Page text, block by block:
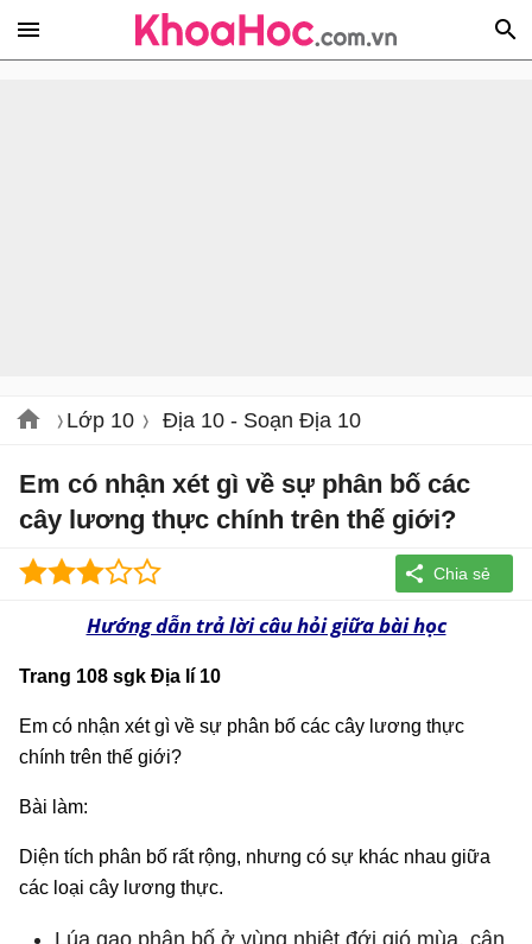
Lớp 10 Địa 10 - Soạn Địa 10
Em có nhận xét gì về sự phân bố các
cây lương thực chính trên thế giới?
Hướng dẫn trả lời câu hỏi giữa bài học
Trang 108 sgk Địa lí 10
Em có nhận xét gì về sự phân bố các cây lương thực
chính trên thế giới?
Bài làm:
Diện tích phân bố rất rộng, nhưng có sự khác nhau giữa
các loại cây lương thực.
Lúa gạo phân bố ở vùng nhiệt đới gió mùa, cận